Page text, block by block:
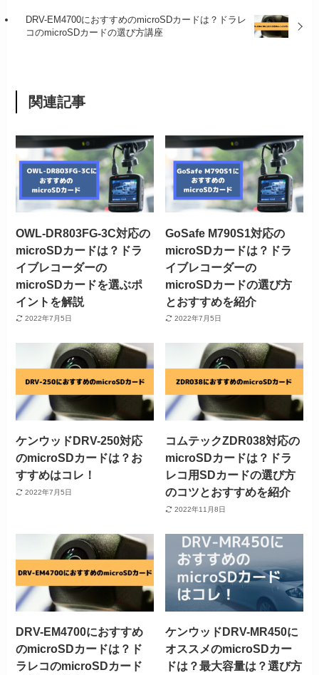
DRV-EM4700におすすめのmicroSDカードは？ドラレ
コのmicroSDカードの選び方講座
関連記事
OWL-DR803FG-3C対応の
microSDカードは？ドラ
イブレコーダーの
microSDカードを選ぶポ
イントを解説
2022年7月5日
GoSafe M790S1対応の
microSDカードは？ドラ
イブレコーダーの
microSDカードの選び方
とおすすめを紹介
2022年7月5日
ケンウッドDRV-250対応
のmicroSDカードは？お
すすめはコレ！
2022年7月5日
コムテックZDR038対応の
microSDカードは？ドラ
レコ用SDカードの選び方
のコツとおすすめを紹介
2022年11月8日
DRV-EM4700におすすめ
のmicroSDカードは？ド
ラレコのmicroSDカード
ケンウッドDRV-MR450に
オススメのmicroSDカー
ドは？最大容量は？選び方